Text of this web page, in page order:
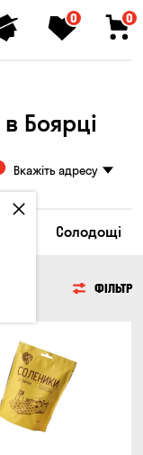
0 0
Боярці
Вкажіть адресу
Солодощі
ФІЛЬТР